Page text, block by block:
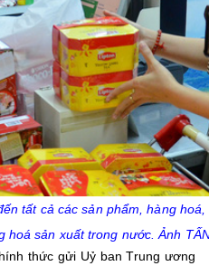
tất cả các sản phẩm, hàng
hoá sản xuất trong nước. Ảnh
thức gửi Uỷ ban Trung ương